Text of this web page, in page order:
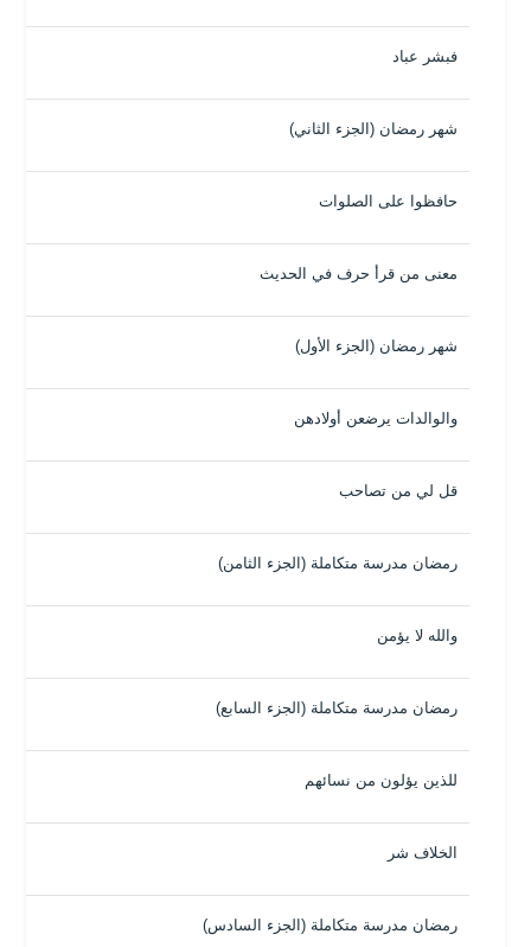
فبشر عباد
شهر رمضان (الجزء الثاني)
حافظوا على الصلوات
معنى من قرأ حرف في الحديث
شهر رمضان (الجزء الأول)
والوالدات يرضعن أولادهن
قل لي من تصاحب
رمضان مدرسة متكاملة (الجزء الثامن)
والله لا يؤمن
رمضان مدرسة متكاملة (الجزء السابع)
للذين يؤلون من نسائهم
الخلاف شر
رمضان مدرسة متكاملة (الجزء السادس)